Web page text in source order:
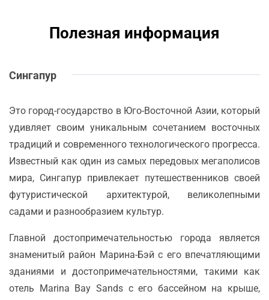
Полезная информация
Сингапур
Это город-государство в Юго-Восточной Азии, который
удивляет своим уникальным сочетанием восточных
традиций и современного технологического прогресса.
Известный как один из самых передовых мегаполисов
мира, Сингапур привлекает путешественников своей
футуристической архитектурой, великолепными
садами и разнообразием культур.
Главной достопримечательностью города является
знаменитый район Марина-Бэй с его впечатляющими
зданиями и достопримечательностями, такими как
отель Marina Bay Sands с его бассейном на крыше,